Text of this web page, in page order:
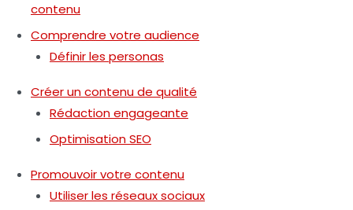
contenu
Comprendre votre audience
Définir les personas
Créer un contenu de qualité
Rédaction engageante
Optimisation SEO
Promouvoir votre contenu
Utiliser les réseaux sociaux